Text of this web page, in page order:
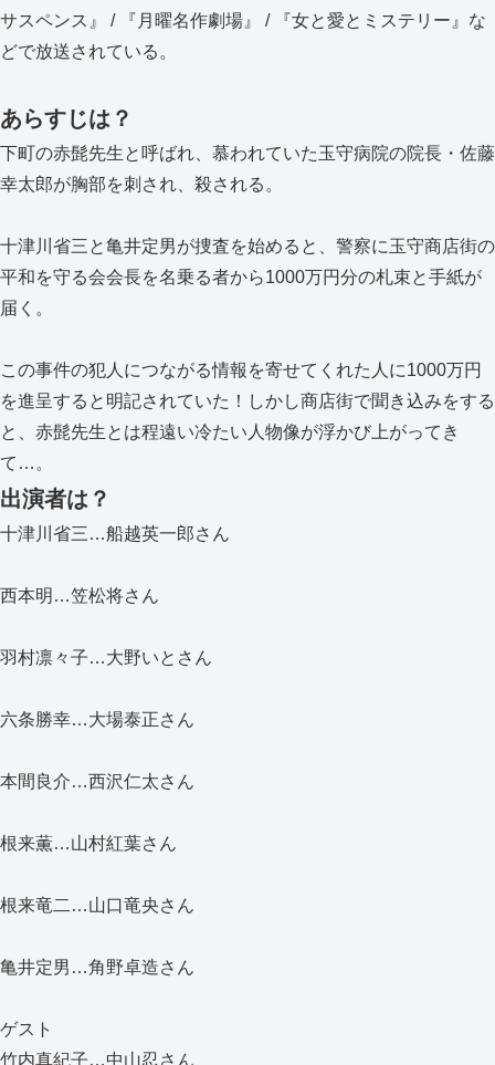
サスペンス』 / 『月曜名作劇場』 / 『女と愛とミステリー』な
どで放送されている。
あらすじは？
下町の赤髭先生と呼ばれ、慕われていた玉守病院の院長・佐藤
幸太郎が胸部を刺され、殺される。
十津川省三と亀井定男が捜査を始めると、警察に玉守商店街の
平和を守る会会長を名乗る者から1000万円分の札束と手紙が
届く。
この事件の犯人につながる情報を寄せてくれた人に1000万円
を進呈すると明記されていた！しかし商店街で聞き込みをする
と、赤髭先生とは程遠い冷たい人物像が浮かび上がってき
て…。
出演者は？
十津川省三…船越英一郎さん
西本明…笠松将さん
羽村凛々子…大野いとさん
六条勝幸…大場泰正さん
本間良介…西沢仁太さん
根来薫…山村紅葉さん
根来竜二…山口竜央さん
亀井定男…角野卓造さん
ゲスト
竹内真紀子…中山忍さん